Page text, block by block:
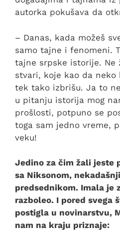
autorka pokušava da
– Danas, kada možeš
samo tajne i fenomeni.
tajne srpske istorije. Ne
stvari, koje kao da neko
tek tako izbrišu. Ja to
u pitanju istorija mog
prošlosti, potpuno se
toga sam jedno vreme,
veku!
Jedino za čim žali jeste
sa Niksonom,
predsednikom. Imala je
razboleo. I pored svega
postigla u novinarstvu,
nam na kraju priznaje: